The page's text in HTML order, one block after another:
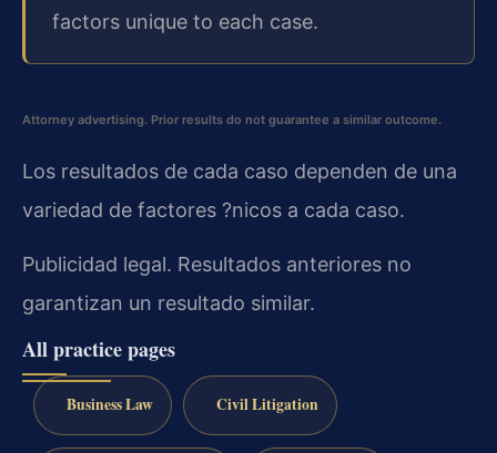
factors unique to each case.
Attorney advertising. Prior results do not guarantee a similar outcome.
Los resultados de cada caso dependen de una
variedad de factores ?nicos a cada caso.
Publicidad legal. Resultados anteriores no
garantizan un resultado similar.
All practice pages
Business Law Civil Litigation